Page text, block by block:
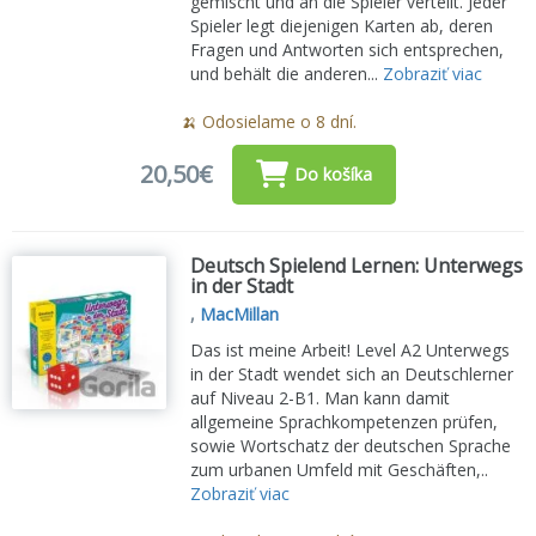
Spieler legt diejenigen Karten ab, deren
Fragen und Antworten sich entsprechen,
und behält die anderen... Zobraziť viac
🍌 Odosielame o 8 dní.
20,50€ Do košíka
Deutsch Spielend Lernen: Unterwegs
in der Stadt
, MacMillan
Das ist meine Arbeit! Level A2 Unterwegs
in der Stadt wendet sich an Deutschlerner
auf Niveau 2-B1. Man kann damit
allgemeine Sprachkompetenzen prüfen,
sowie Wortschatz der deutschen Sprache
zum urbanen Umfeld mit Geschäften,..
Zobraziť viac